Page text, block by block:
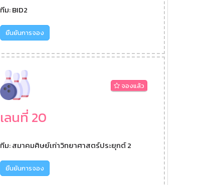
ทีม: BID2
ยืนยันการจอง
เลนที่ 20
จองแล้ว
ทีม: สมาคมศิษย์เก่าวิทยาศาสตร์ประยุกต์ 2
ยืนยันการจอง